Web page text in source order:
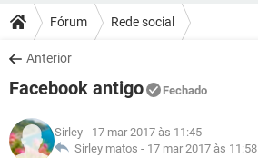
CELULAR
OUTLOOK
INSTAGRAM
GUIA DE COMPRAS
DICAS
JOGOS
INSTAGRAM
DOWNLOADS
JOGOS
CELULAR
OUTLOOK EXCEL
JOGOS
GLOSSÁRIO
Fórum Rede social
Anterior
Facebook antigo Fechado
Sirley - 17 mar 2017 às 11:45
Sirley matos - 17 mar 2017 às 11:58